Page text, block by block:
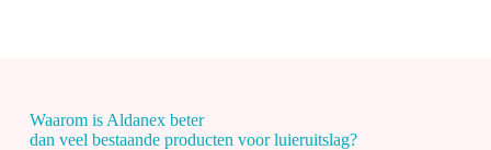
Waarom is Aldanexbeter
dan veel bestaande producten voor luieruitslag?